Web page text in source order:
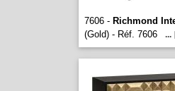
7606 - Richmond
(Gold) - Réf. 7606
...